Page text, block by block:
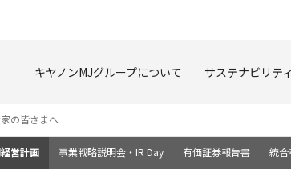
キヤノンMJグループについて サステナビリテ
の皆さまへ
営計画 事業戦略説明会・IR Day 有価証券報告書 統合